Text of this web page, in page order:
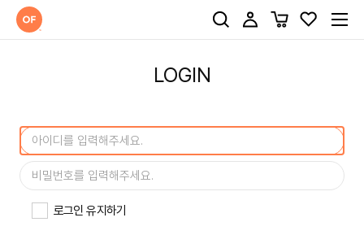
LOGIN
로그인 유지하기